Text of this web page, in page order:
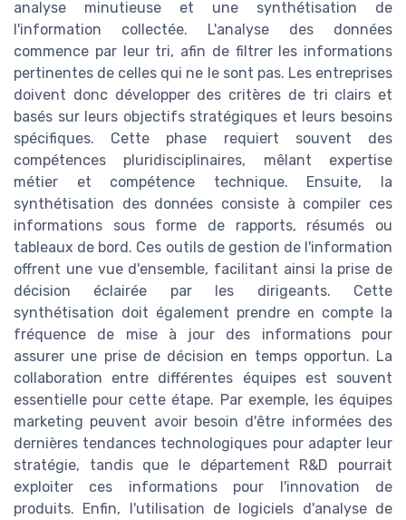
analyse minutieuse et une synthétisation de
l'information collectée. L'analyse des données
commence par leur tri, afin de filtrer les informations
pertinentes de celles qui ne le sont pas. Les entreprises
doivent donc développer des critères de tri clairs et
basés sur leurs objectifs stratégiques et leurs besoins
spécifiques. Cette phase requiert souvent des
compétences pluridisciplinaires, mêlant expertise
métier et compétence technique. Ensuite, la
synthétisation des données consiste à compiler ces
informations sous forme de rapports, résumés ou
tableaux de bord. Ces outils de gestion de l'information
offrent une vue d'ensemble, facilitant ainsi la prise de
décision éclairée par les dirigeants. Cette
synthétisation doit également prendre en compte la
fréquence de mise à jour des informations pour
assurer une prise de décision en temps opportun. La
collaboration entre différentes équipes est souvent
essentielle pour cette étape. Par exemple, les équipes
marketing peuvent avoir besoin d'être informées des
dernières tendances technologiques pour adapter leur
stratégie, tandis que le département R&D pourrait
exploiter ces informations pour l'innovation de
produits. Enfin, l'utilisation de logiciels d'analyse de